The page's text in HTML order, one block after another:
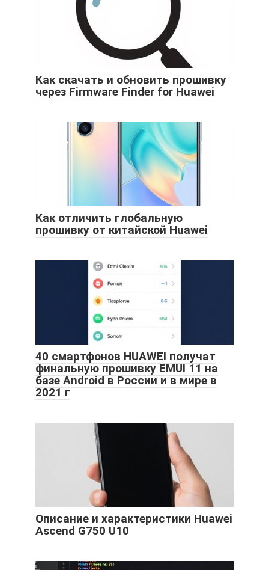
Как скачать и обновить прошивку
через Firmware Finder for Huawei
Как отличить глобальную
прошивку от китайской Huawei
40 смартфонов HUAWEI получат
финальную прошивку EMUI 11 на
базе Android в России и в мире в
2021 г
Описание и характеристики Huawei
Ascend G750 U10